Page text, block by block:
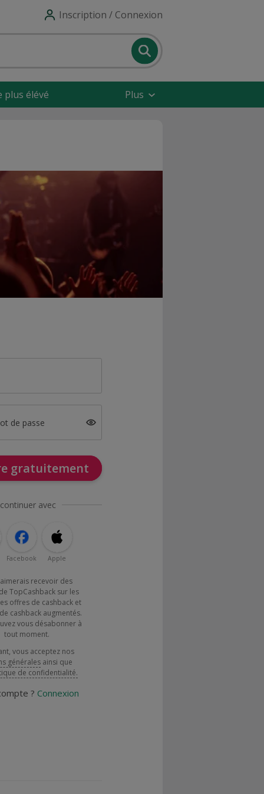
Inscription / Connexion
plus élévé Plus
de passe
gratuitement
avec
Facebook Apple
recevoir des
TopCashback sur les
offres de cashback et
cashback augmentés.
vous désabonner à
tout moment.
vous acceptez nos
générales ainsi que
de confidentialité.
? Connexion